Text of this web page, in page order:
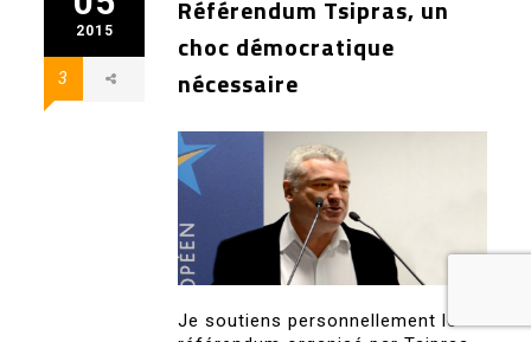
2015
3
Référendum Tsipras, un
choc démocratique
nécessaire
Je soutiens personnellement le